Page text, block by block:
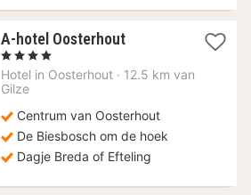
A-hotel Oosterhout3
vanaf
, 4 Sterren
Hotel in Oosterhout · 12.5 km van
Gilze
Centrum van Oosterhout
De Biesbosch om de hoek
Dagje Breda of Efteling